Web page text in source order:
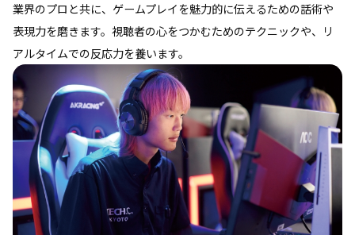
業界のプロと共に、ゲームプレイを魅力的に伝えるための話術や
表現力を磨きます。視聴者の心をつかむためのテクニックや、リ
アルタイムでの反応力を養います。